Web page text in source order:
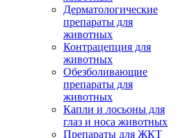
Дерматологические
препараты для
животных
Контрацепция для
животных
Обезболивающие
препараты для
животных
Капли и лосьоны для
глаз и носа животных
Препараты для ЖКТ